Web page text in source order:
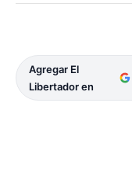
Agregar El
Libertador en